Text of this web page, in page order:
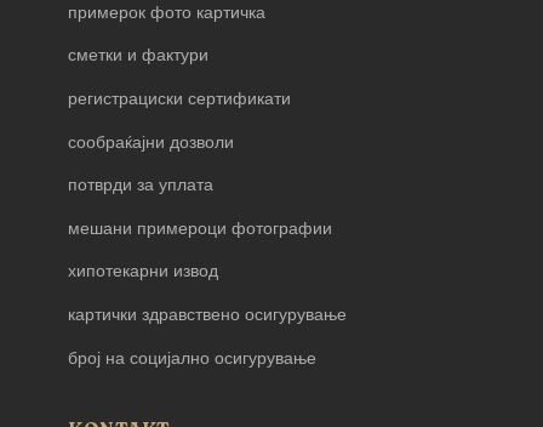
примерок фото картичка
сметки и фактури
регистрациски сертификати
сообраќајни дозволи
потврди за уплата
мешани примероци фотографии
хипотекарни извод
картички здравствено осигурување
број на социјално осигурување